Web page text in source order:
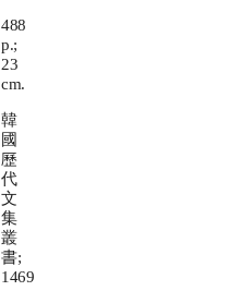
488
p.;
23
cm.
韓
國
歷
代
文
集
叢
書;
1469